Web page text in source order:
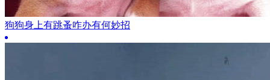
狗狗身上有跳蚤咋办有何妙招